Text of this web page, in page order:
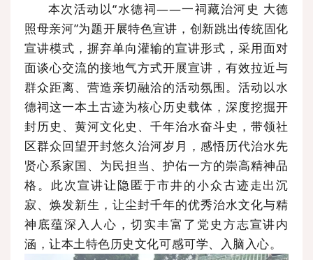
本次活动以“水德祠——一祠藏治河史 大德
照母亲河”为题开展特色宣讲，创新跳出传统固化
宣讲模式，摒弃单向灌输的宣讲形式，采用面对
面谈心交流的接地气方式开展宣讲，有效拉近与
群众距离、营造亲切融洽的活动氛围。活动以水
德祠这一本土古迹为核心历史载体，深度挖掘开
封历史、黄河文化史、千年治水奋斗史，带领社
区群众回望开封悠久治河岁月，感悟历代治水先
贤心系家国、为民担当、护佑一方的崇高精神品
格。此次宣讲让隐匿于市井的小众古迹走出沉
寂、焕发新生，让尘封千年的优秀治水文化与精
神底蕴深入人心，切实丰富了党史方志宣讲内
涵，让本土特色历史文化可感可学、入脑入心。